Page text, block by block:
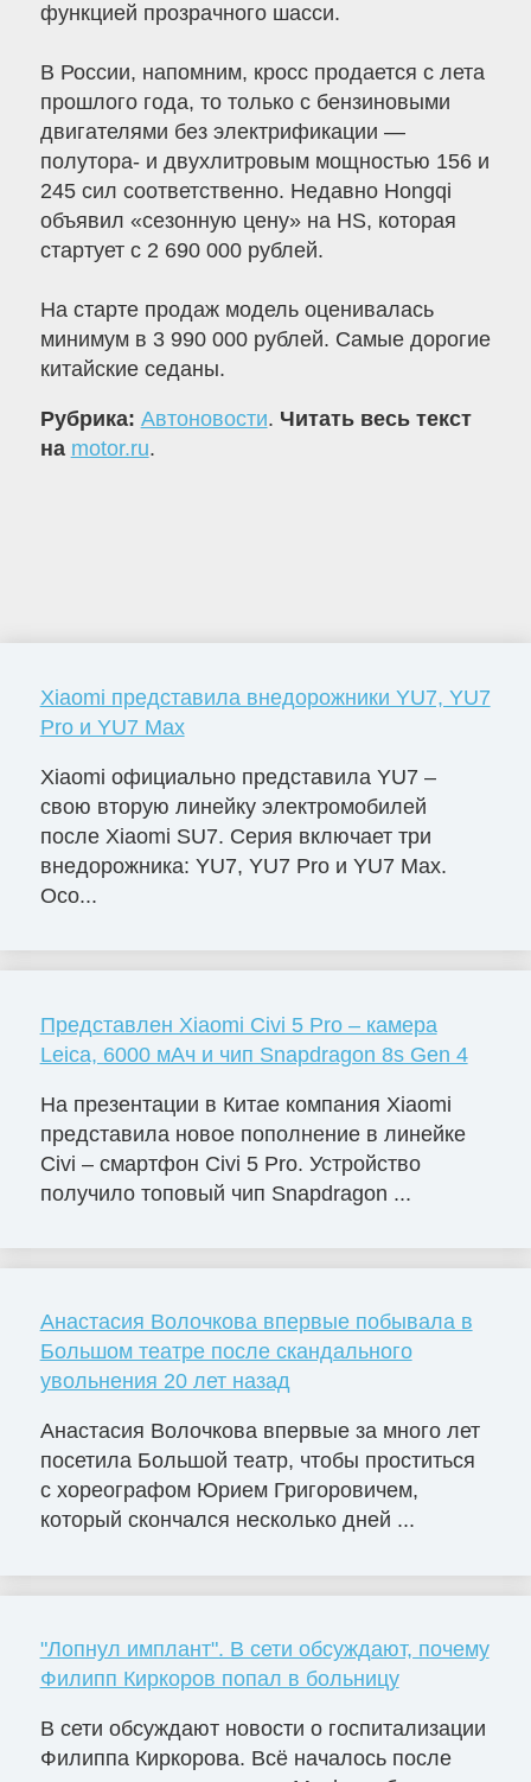
функцией прозрачного шасси.
В России, напомним, кросс продается с лета
прошлого года, то только с бензиновыми
двигателями без электрификации —
полутора- и двухлитровым мощностью 156 и
245 сил соответственно. Недавно Hongqi
объявил «сезонную цену» на HS, которая
стартует с 2 690 000 рублей.
На старте продаж модель оценивалась
минимум в 3 990 000 рублей. Самые дорогие
китайские седаны.
Рубрика: Автоновости. Читать весь текст
на motor.ru.
Xiaomi представила внедорожники YU7, YU7
Pro и YU7 Max
Xiaomi официально представила YU7 –
свою вторую линейку электромобилей
после Xiaomi SU7. Серия включает три
внедорожника: YU7, YU7 Pro и YU7 Max.
Осо...
Представлен Xiaomi Civi 5 Pro – камера
Leica, 6000 мАч и чип Snapdragon 8s Gen 4
На презентации в Китае компания Xiaomi
представила новое пополнение в линейке
Civi – смартфон Civi 5 Pro. Устройство
получило топовый чип Snapdragon ...
Анастасия Волочкова впервые побывала в
Большом театре после скандального
увольнения 20 лет назад
Анастасия Волочкова впервые за много лет
посетила Большой театр, чтобы проститься
с хореографом Юрием Григоровичем,
который скончался несколько дней ...
"Лопнул имплант". В сети обсуждают, почему
Филипп Киркоров попал в больницу
В сети обсуждают новости о госпитализации
Филиппа Киркорова. Всё началось после